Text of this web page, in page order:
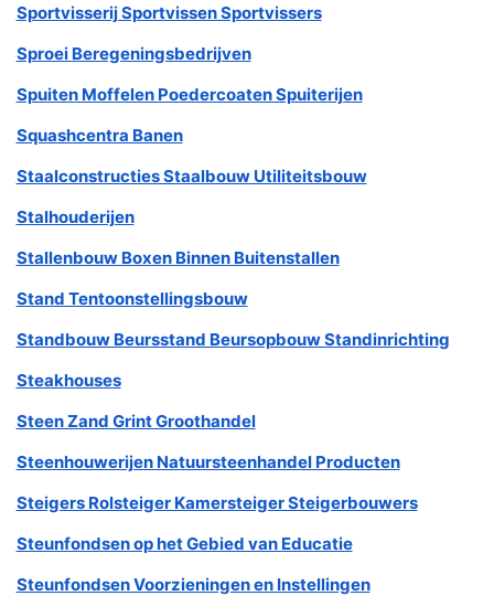
Sportvisserij Sportvissen Sportvissers
Sproei Beregeningsbedrijven
Spuiten Moffelen Poedercoaten Spuiterijen
Squashcentra Banen
Staalconstructies Staalbouw Utiliteitsbouw
Stalhouderijen
Stallenbouw Boxen Binnen Buitenstallen
Stand Tentoonstellingsbouw
Standbouw Beursstand Beursopbouw Standinrichting
Steakhouses
Steen Zand Grint Groothandel
Steenhouwerijen Natuursteenhandel Producten
Steigers Rolsteiger Kamersteiger Steigerbouwers
Steunfondsen op het Gebied van Educatie
Steunfondsen Voorzieningen en Instellingen